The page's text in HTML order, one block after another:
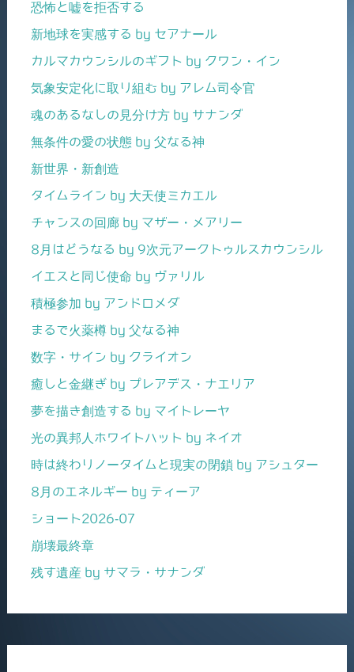
恐怖と嘘を拒否する
新地球を実感する by セアナール
カルマカウンシルのギフト by クワン・イン
気象安定化に取り組む by アレム司令官
魂のあるなしの見分け方 by サナンダ
無条件の愛の状態 by 父なる神
新世界・新創造
タイムライン by 大天使ミカエル
チャンスの回廊 by マザー・メアリー
8月はどうなる by 9次元アークトゥルスカウンシル
イエスと同じ使命 by ヴァリル
積極参加 by アンドロメダ
まるで火薬樽 by 父なる神
数字・サイン by クライオン
癒しと金継ぎ by プレアデス・ナエリア
夢を描き創造する by マイトレーヤ
光の異邦人ホワイトハット by ネイオ
時は終わりノータイムと現実の閉鎖 by アシュター
8月のエネルギー by ティーア
ショート2026-07
崩壊最終章
残す遺産 by サマラ・サナンダ